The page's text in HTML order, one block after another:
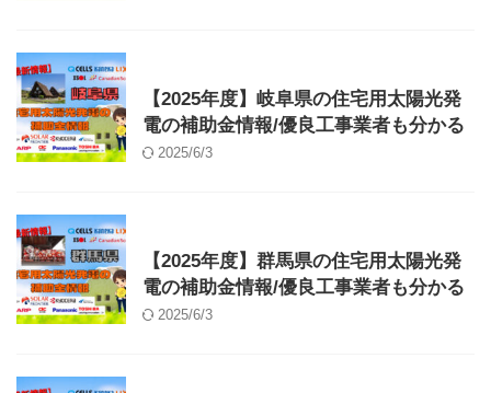
【2025年度】岐阜県の住宅用太陽光発
電の補助金情報/優良工事業者も分かる
2025/6/3
【2025年度】群馬県の住宅用太陽光発
電の補助金情報/優良工事業者も分かる
2025/6/3